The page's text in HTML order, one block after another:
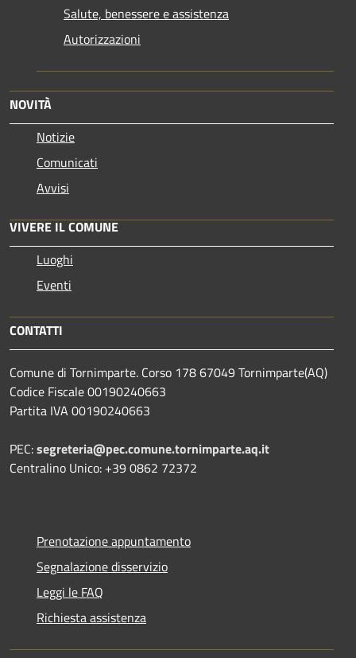
Salute, benessere e assistenza
Autorizzazioni
NOVITÀ
Notizie
Comunicati
Avvisi
VIVERE IL COMUNE
Luoghi
Eventi
CONTATTI
Comune di Tornimparte. Corso 178 67049 Tornimparte(AQ)
Codice Fiscale 00190240663
Partita IVA 00190240663
PEC:segreteria@pec.comune.tornimparte.aq.it
Centralino Unico: +39 0862 72372
Prenotazione appuntamento
Segnalazione disservizio
Leggi le FAQ
Richiesta assistenza